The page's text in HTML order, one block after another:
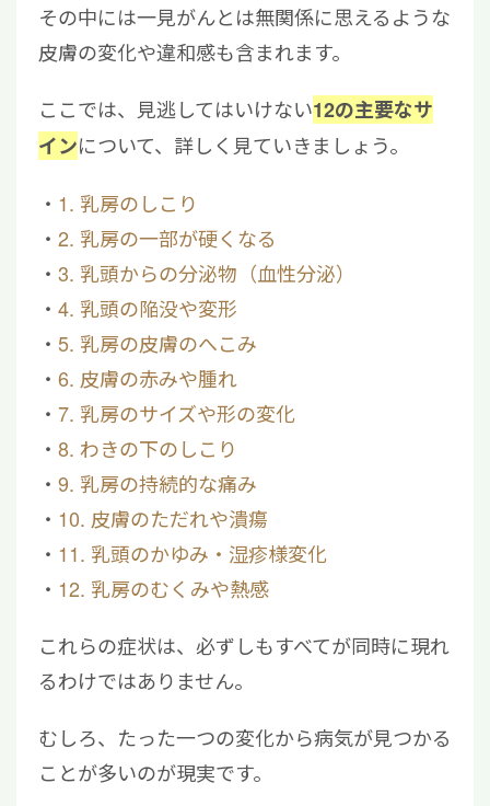
その中には一見がんとは無関係に思えるような
皮膚の変化や違和感も含まれます。
ここでは、見逃してはいけない12の主要なサ
インについて、詳しく見ていきましょう。
1. 乳房のしこり
2. 乳房の一部が硬くなる
3. 乳頭からの分泌物（血性分泌）
4. 乳頭の陥没や変形
5. 乳房の皮膚のへこみ
6. 皮膚の赤みや腫れ
7. 乳房のサイズや形の変化
8. わきの下のしこり
9. 乳房の持続的な痛み
10. 皮膚のただれや潰瘍
11. 乳頭のかゆみ・湿疹様変化
12. 乳房のむくみや熱感
これらの症状は、必ずしもすべてが同時に現れ
るわけではありません。
むしろ、たった一つの変化から病気が見つかる
ことが多いのが現実です。